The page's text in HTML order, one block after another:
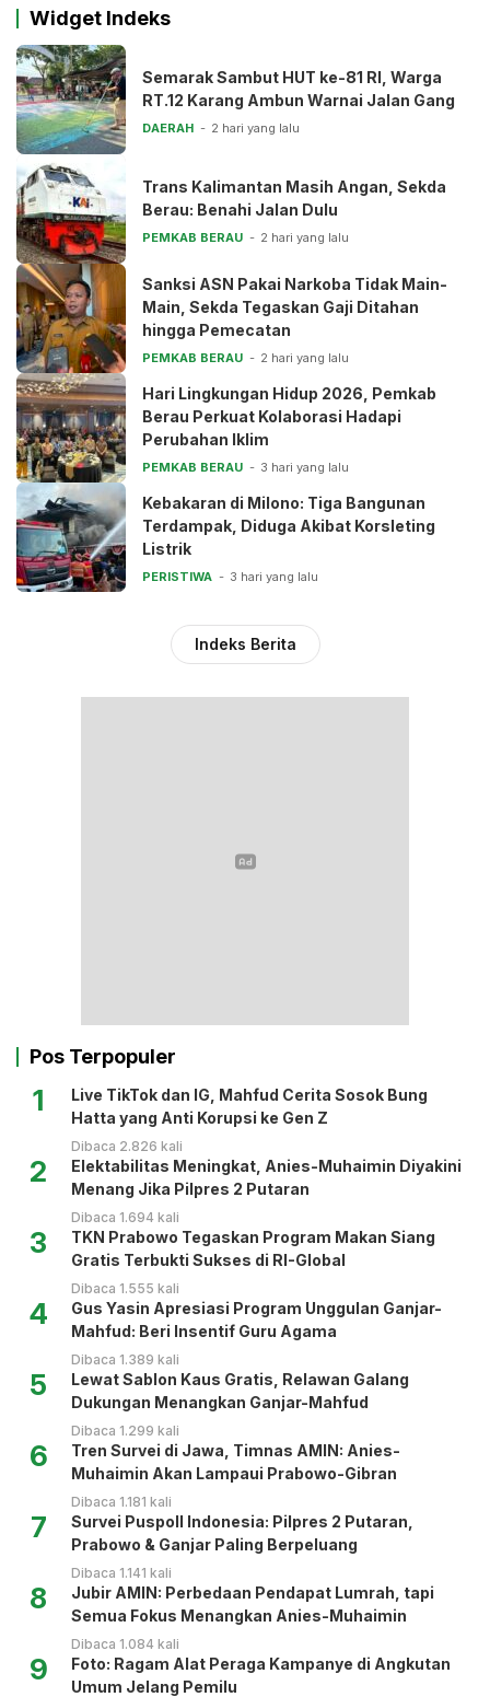
Widget Indeks
Semarak Sambut HUT ke-81 RI, Warga
RT.12 Karang Ambun Warnai Jalan Gang
DAERAH 2 hari yang lalu
Trans Kalimantan Masih Angan, Sekda
Berau: Benahi Jalan Dulu
PEMKAB BERAU 2 hari yang lalu
Sanksi ASN Pakai Narkoba Tidak Main-
Main, Sekda Tegaskan Gaji Ditahan
hingga Pemecatan
PEMKAB BERAU 2 hari yang lalu
Hari Lingkungan Hidup 2026, Pemkab
Berau Perkuat Kolaborasi Hadapi
Perubahan Iklim
PEMKAB BERAU 3 hari yang lalu
Kebakaran di Milono: Tiga Bangunan
Terdampak, Diduga Akibat Korsleting
Listrik
PERISTIWA 3 hari yang lalu
Indeks Berita
Pos Terpopuler
1
Live TikTok dan IG, Mahfud Cerita Sosok Bung
Hatta yang Anti Korupsi ke Gen Z
Dibaca 2.826 kali
2
Elektabilitas Meningkat, Anies-Muhaimin Diyakini
Menang Jika Pilpres 2 Putaran
Dibaca 1.694 kali
3
TKN Prabowo Tegaskan Program Makan Siang
Gratis Terbukti Sukses di RI-Global
Dibaca 1.555 kali
4
Gus Yasin Apresiasi Program Unggulan Ganjar-
Mahfud: Beri Insentif Guru Agama
Dibaca 1.389 kali
5
Lewat Sablon Kaus Gratis, Relawan Galang
Dukungan Menangkan Ganjar-Mahfud
Dibaca 1.299 kali
6
Tren Survei di Jawa, Timnas AMIN: Anies-
Muhaimin Akan Lampaui Prabowo-Gibran
Dibaca 1.181 kali
7
Survei Puspoll Indonesia: Pilpres 2 Putaran,
Prabowo & Ganjar Paling Berpeluang
Dibaca 1.141 kali
8
Jubir AMIN: Perbedaan Pendapat Lumrah, tapi
Semua Fokus Menangkan Anies-Muhaimin
Dibaca 1.084 kali
9
Foto: Ragam Alat Peraga Kampanye di Angkutan
Umum Jelang Pemilu